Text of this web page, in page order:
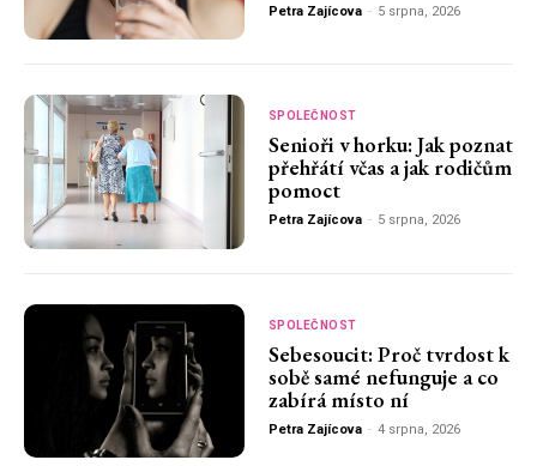
Petra Zajícova - 5 srpna, 2026
SPOLEČNOST
Senioři v horku: Jak poznat
přehřátí včas a jak rodičům
pomoct
Petra Zajícova - 5 srpna, 2026
SPOLEČNOST
Sebesoucit: Proč tvrdost k
sobě samé nefunguje a co
zabírá místo ní
Petra Zajícova - 4 srpna, 2026